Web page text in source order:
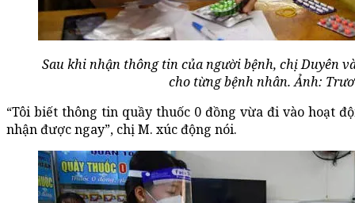
Sau khi nhận thông tin của người bệnh, chị Duyên
cho từng bệnh nhân. Ảnh:
“Tôi biết thông tin quầy thuốc 0 đồng vừa đi vào hoạt
nhận được ngay”, chị M. xúc động nói.